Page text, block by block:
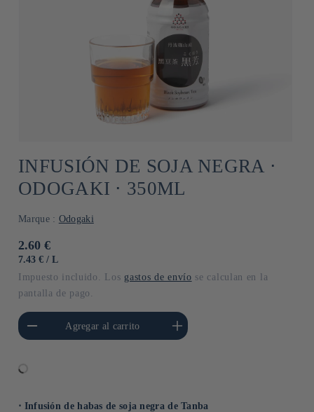
INFUSIÓN DE SOJA NEGRA ⋅
ODOGAKI ⋅ 350ML
Marque : Odogaki
Precio
habitual
2.60 €
PRECIO
7.43 € / POR
L
Impuesto incluido. Los gastos de envío se calculan en la
pantalla de pago.
para Default
Title
Agregar al carrito
Aumentar cantidad para Default
Title
⋅ Infusión de habas de soja negra de Tanba